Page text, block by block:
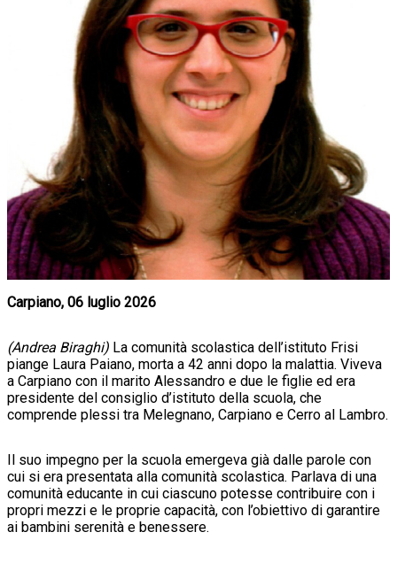
Carpiano, 06 luglio 2026
(Andrea Biraghi) La comunità scolastica dell’istituto Frisi
piange Laura Paiano, morta a 42 anni dopo la malattia. Viveva
a Carpiano con il marito Alessandro e due le figlie ed era
presidente del consiglio d’istituto della scuola, che
comprende plessi tra Melegnano, Carpiano e Cerro al Lambro.
Il suo impegno per la scuola emergeva già dalle parole con
cui si era presentata alla comunità scolastica. Parlava di una
comunità educante in cui ciascuno potesse contribuire con i
propri mezzi e le proprie capacità, con l’obiettivo di garantire
ai bambini serenità e benessere.